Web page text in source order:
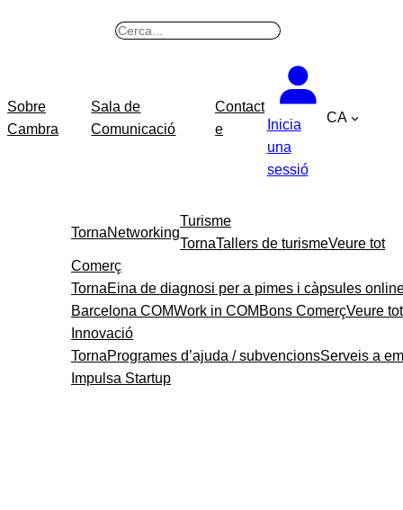
B
Sobre
Cambra
Sala de
Comunicació
Contact
e
Inicia
una
sessió
CA
TornaNetworking
Turisme
TornaTallers de turismeVeure tot
Comerç
TornaEina de diagnosi per a pimes i càpsules
Barcelona COMWork in COM Bons ComerçVeure tot
Innovació
TornaProgrames d’ajuda / subvencionsServeis a
Impulsa Startup